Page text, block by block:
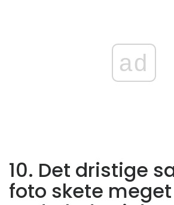
ad
10. Det dristige
foto skete meget